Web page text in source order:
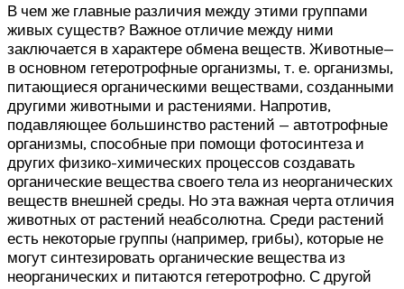
В чем же главные различия между этими группами
живых существ? Важное отличие между ними
заключается в характере обмена веществ. Животные—
в основном гетеротрофные организмы, т. е. организмы,
питающиеся органическими веществами, созданными
другими животными и растениями. Напротив,
подавляющее большинство растений — автотрофные
организмы, способные при помощи фотосинтеза и
других физико-химических процессов создавать
органические вещества своего тела из неорганических
веществ внешней среды. Но эта важная черта отличия
животных от растений неабсолютна. Среди растений
есть некоторые группы (например, грибы), которые не
могут синтезировать органические вещества из
неорганических и питаются гетеротрофно. С другой